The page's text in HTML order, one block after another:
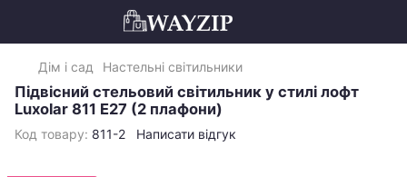
Дім і сад Настельні світильники
Підвісний стельовий світильник у стилі лофт
Luxolar 811 E27 (2 плафони)
Код товару: 811-2 Написати відгук